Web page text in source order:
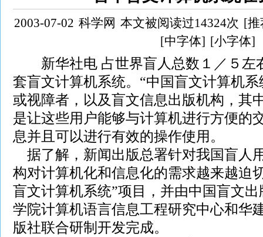
2003-07-02 科学网 本文被阅读过14324次 [
[中字体] [小字体]
新华社电 占世界盲人总数１／５左
套盲文计算机系统。“中国盲文计算机
或视障者，以及盲文信息出版机构，其
是让这些用户能够与计算机进行方便的
息并且可以进行有效的操作使用。
据了解，新闻出版总署针对我国盲人
构对计算机化和信息化的需求越来越迫
盲文计算机系统”项目，并由中国盲文
学院计算机语言信息工程研究中心和华
版社联合研制开发完成。